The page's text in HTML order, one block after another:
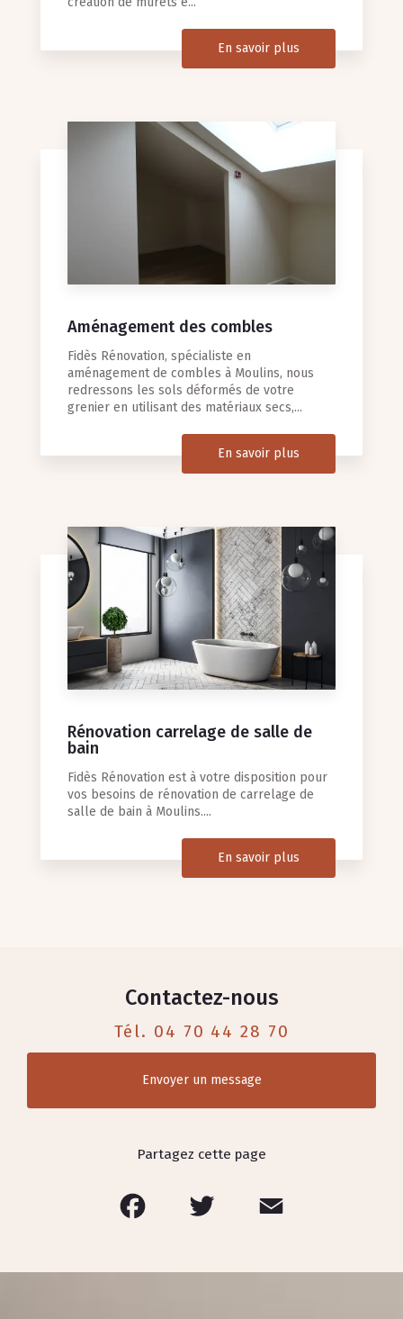
En savoir plus
Aménagement des combles
Fidès Rénovation, spécialiste en
aménagement de combles à Moulins, nous
redressons les sols déformés de votre
grenier en utilisant des matériaux secs,...
En savoir plus
Rénovation carrelage de salle de
bain
Fidès Rénovation est à votre disposition pour
vos besoins de rénovation de carrelage de
salle de bain à Moulins....
En savoir plus
Contactez-nous
Tél. 04 70 44 28 70
Envoyer un message
Partagez cette page